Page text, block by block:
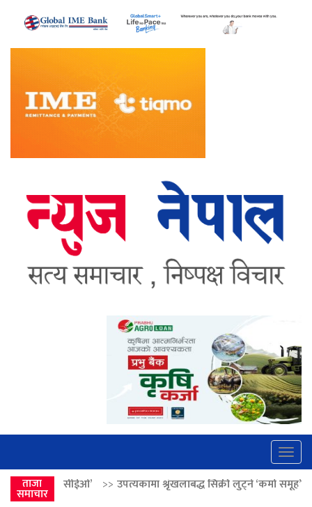
ताजा
समाचार
उपत्यकामा श्रृंखलाबद्ध सिक्री लुट्ने ‘कर्मा समूह’का नाइकेसहित पाँच पक्राउ